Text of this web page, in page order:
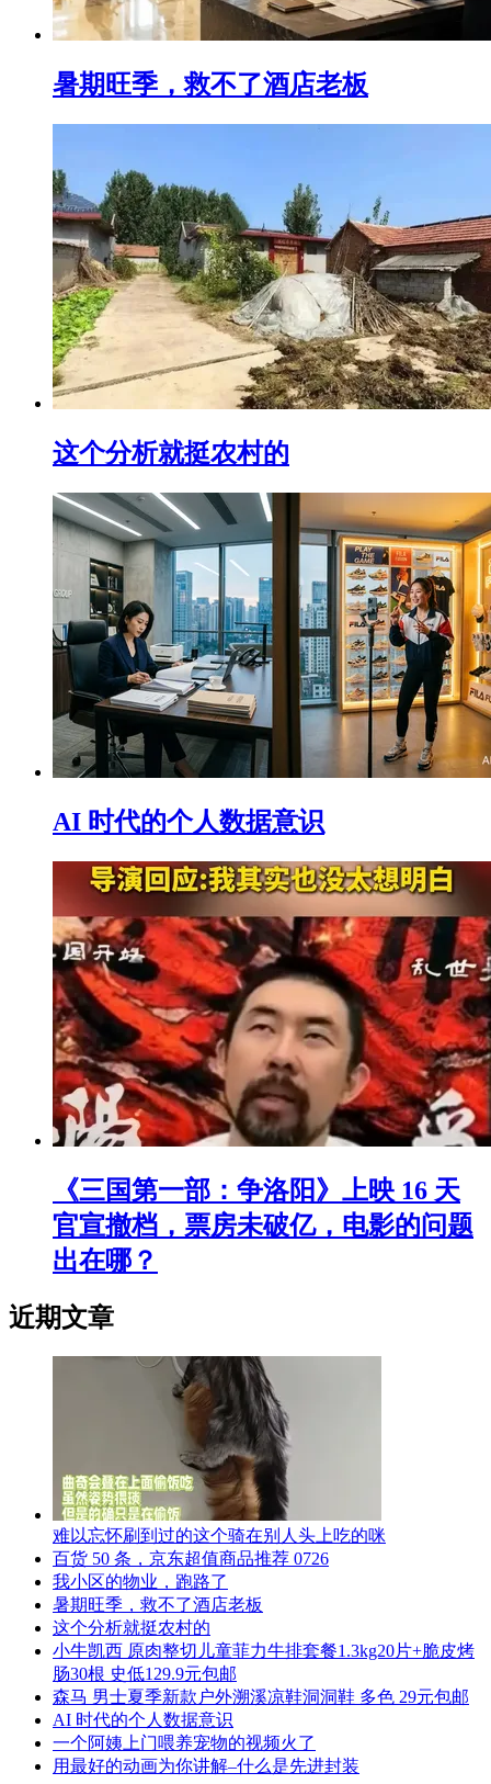
暑期旺季，救不了酒店老板
这个分析就挺农村的
AI 时代的个人数据意识
《三国第一部：争洛阳》上映 16 天
官宣撤档，票房未破亿，电影的问题
出在哪？
近期文章
难以忘怀刷到过的这个骑在别人头上吃的咪
百货 50 条，京东超值商品推荐 0726
我小区的物业，跑路了
暑期旺季，救不了酒店老板
这个分析就挺农村的
小牛凯西 原肉整切儿童菲力牛排套餐1.3kg20片+脆皮烤
肠30根 史低129.9元包邮
森马 男士夏季新款户外溯溪凉鞋洞洞鞋 多色 29元包邮
AI 时代的个人数据意识
一个阿姨上门喂养宠物的视频火了
用最好的动画为你讲解–什么是先进封装